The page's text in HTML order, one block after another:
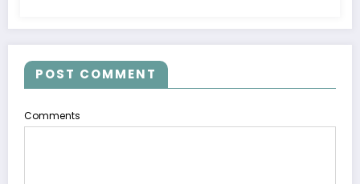
POST COMMENT
Comments